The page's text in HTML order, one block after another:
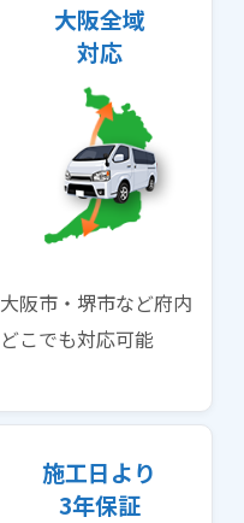
大阪全域
対応
大阪市・堺市など府内
どこでも対応可能
施工日より
3年保証